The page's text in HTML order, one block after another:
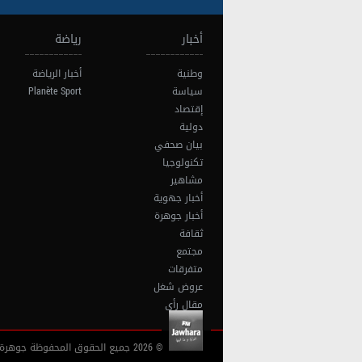
أخبار
وطنية
سياسة
إقتصاد
دولية
بيان صحفي
تكنولوجيا
مشاهير
أخبار جهوية
أخبار جوهرة
ثقافة
مجتمع
متفرقات
عروض شغل
مقال رأي
رياضة
أخبار الرياضة
Planète Sport
© 2026 جميع الحقوق المحفوظة جوهرة أف آم تونس |